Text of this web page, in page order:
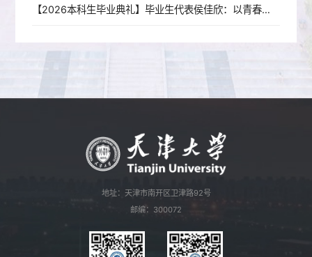
【2026本科生毕业典礼】毕业生代表侯佳欣：以青春铸匠心，逐山海赴新程
地址：天津市南开区卫津路92号
邮编：300072